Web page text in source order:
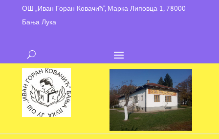
ОШ „Иван Горан Ковачић“, Марка Липовца 1, 78000
Бања Лука